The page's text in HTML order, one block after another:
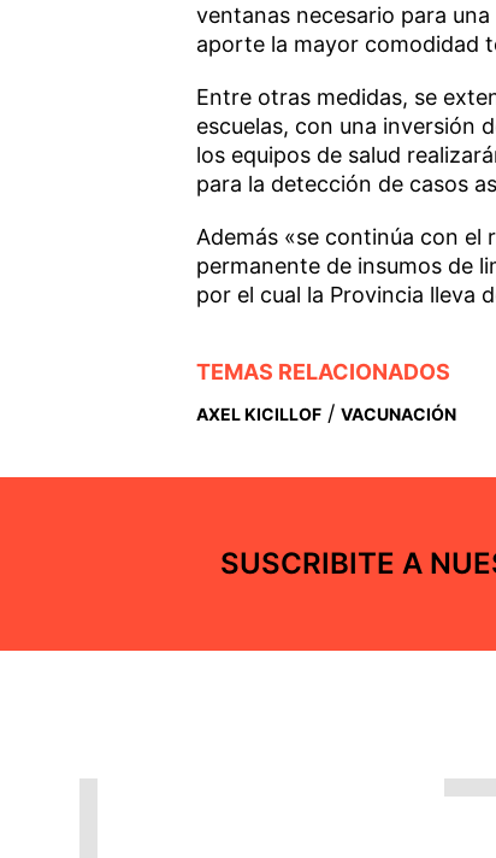
ventanas necesario para
aporte la mayor comodidad
Entre otras medidas, se
escuelas, con una inversión
los equipos de salud
para la detección de casos
Además «se continúa con el
permanente de insumos de
por el cual la Provincia lleva
TEMAS RELACIONADOS
AXEL KICILLOF/ VACUNACIÓN
SUSCRIBITE A